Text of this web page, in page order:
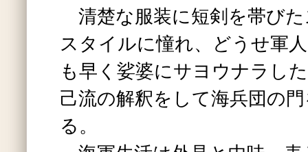
清楚な服装に短剣を帯び
スタイルに憧れ、どうせ軍
も早く娑婆にサヨウナラし
己流の解釈をして海兵団の
る。